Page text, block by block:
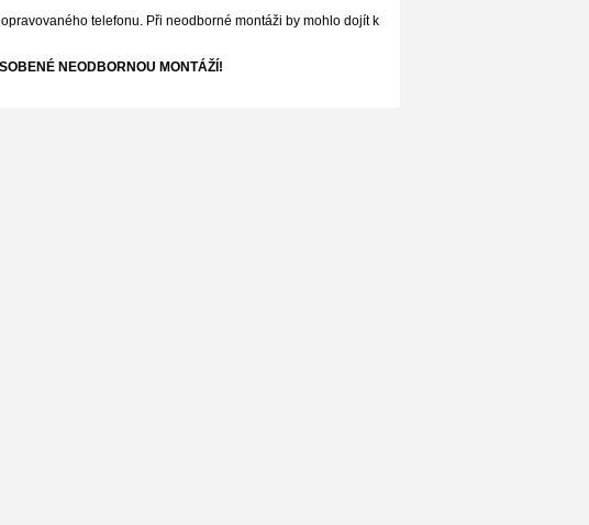
telefonu. Při neodborné montáži by mohlo dojít k
NEODBORNOU MONTÁŽÍ!